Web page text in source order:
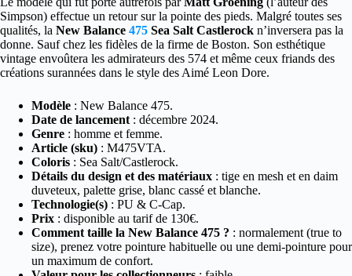
Simpson) effectue un retour sur la pointe des pieds. Malgré toutes ses
qualités, la New Balance 475 Sea Salt Castlerock n’inversera pas la
donne. Sauf chez les fidèles de la firme de Boston. Son esthétique
vintage envoûtera les admirateurs des 574 et même ceux friands des
créations surannées dans le style des Aimé Leon Dore.
Modèle : New Balance 475.
Date de lancement : décembre 2024.
Genre : homme et femme.
Article (sku) : M475VTA.
Coloris : Sea Salt/Castlerock.
Détails du design et des matériaux : tige en mesh et en daim
duveteux, palette grise, blanc cassé et blanche.
Technologie(s) : PU & C-Cap.
Prix : disponible au tarif de 130€.
Comment taille la New Balance 475 ? : normalement (true to
size), prenez votre pointure habituelle ou une demi-pointure pour
un maximum de confort.